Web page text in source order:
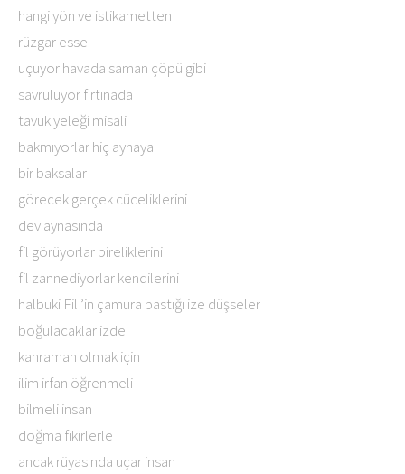
hangi yön ve istikametten
rüzgar esse
uçuyor havada saman çöpü gibi
savruluyor fırtınada
tavuk yeleği misali
bakmıyorlar hiç aynaya
bir baksalar
görecek gerçek cüceliklerini
dev aynasında
fil görüyorlar pireliklerini
fil zannediyorlar kendilerini
halbuki Fil ’in çamura bastığı ize düşseler
boğulacaklar izde
kahraman olmak için
ilim irfan öğrenmeli
bilmeli insan
doğma fikirlerle
ancak rüyasında uçar insan